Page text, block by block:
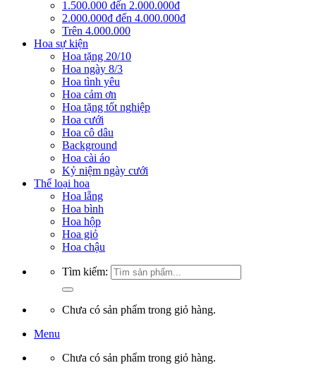
1.500.000 đến 2.000.000đ
2.000.000đ đến 4.000.000đ
Trên 4.000.000
Hoa sự kiện
Hoa tặng 20/10
Hoa ngày 8/3
Hoa tình yêu
Hoa cảm ơn
Hoa tặng tốt nghiệp
Hoa cưới
Hoa cô dâu
Background
Hoa cài áo
Kỷ niệm ngày cưới
Thể loại hoa
Hoa lẵng
Hoa bình
Hoa hộp
Hoa giỏ
Hoa chậu
Tìm kiếm:
Chưa có sản phẩm trong giỏ hàng.
Menu
Chưa có sản phẩm trong giỏ hàng.